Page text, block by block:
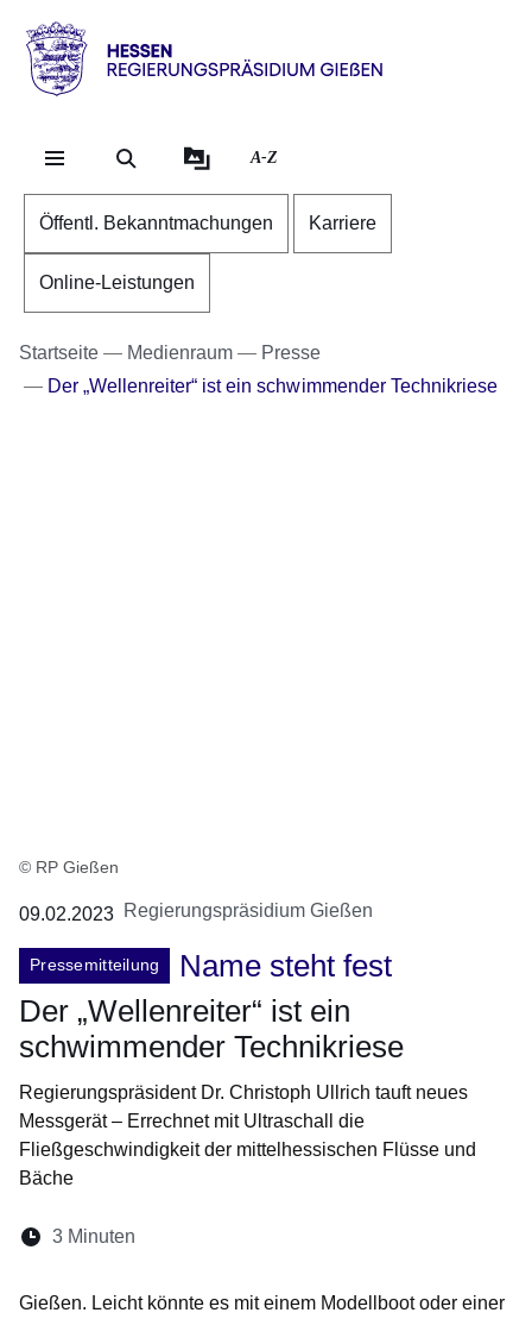
Direkt zum Kopf der
Direkt zum Inhalt
Direkt zum Fuß der
Hessen
RP
A-Z
Öffentl. Bekanntmachungen Karriere
Online-Leistungen
Startseite Medienraum
Presse
Der „Wellenreiter“ ist ein schwimmender Technikriese
© RP Gießen
09.02.2023 Regierungspräsidium Gießen
Pressemitteilung
Name steht fest
Der „Wellenreiter“ ist ein
schwimmender Technikriese
Regierungspräsident Dr. Christoph Ullrich tauft neues
Messgerät – Errechnet mit Ultraschall die
Fließgeschwindigkeit der mittelhessischen Flüsse und
Bäche
Lesedauer:
3 Minuten
Gießen. Leicht könnte es mit einem Modellboot oder einer